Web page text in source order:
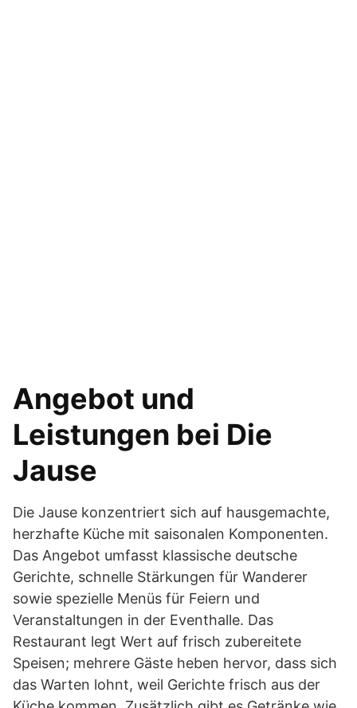
Angebot und
Leistungen bei Die
Jause
Die Jause konzentriert sich auf hausgemachte,
herzhafte Küche mit saisonalen Komponenten.
Das Angebot umfasst klassische deutsche
Gerichte, schnelle Stärkungen für Wanderer
sowie spezielle Menüs für Feiern und
Veranstaltungen in der Eventhalle. Das
Restaurant legt Wert auf frisch zubereitete
Speisen; mehrere Gäste heben hervor, dass sich
das Warten lohnt, weil Gerichte frisch aus der